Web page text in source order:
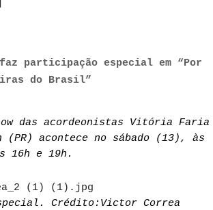
participação especial em “Por
do Brasil”
das acordeonistas Vitória Faria
(PR) acontece no sábado (13), às
16h e 19h.
Crédito:Victor Correa